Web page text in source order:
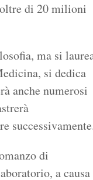
di 20 milioni
ma si
si dedica
anche numerosi
di
a causa